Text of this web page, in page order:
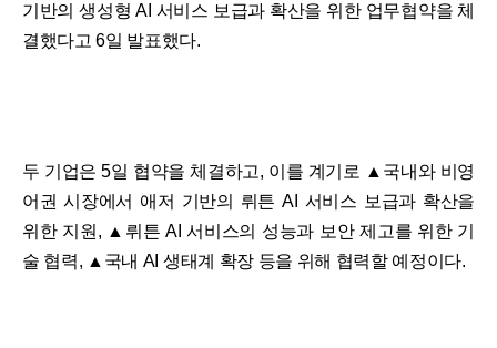
기반의 생성형 AI 서비스 보급과 확산을 위한 업무협약을 체
결했다고 6일 발표했다.
두 기업은 5일 협약을 체결하고, 이를 계기로 ▲국내와 비영
어권 시장에서 애저 기반의 뤼튼 AI 서비스 보급과 확산을
위한 지원, ▲뤼튼 AI 서비스의 성능과 보안 제고를 위한 기
술 협력, ▲국내 AI 생태계 확장 등을 위해 협력할 예정이다.